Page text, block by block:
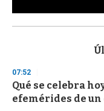
s
d
s
o
f
07:52
Qué se celebra
efemérides de